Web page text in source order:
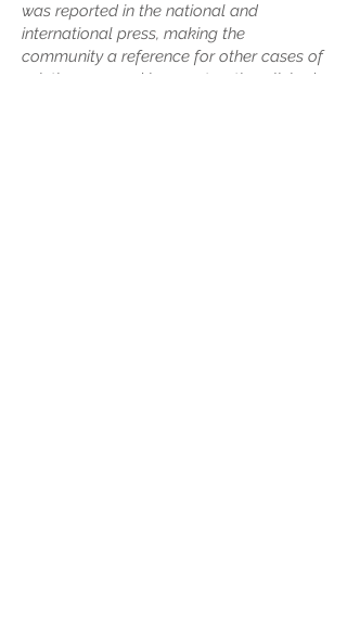
was reported in the national and
international press, making the
community a reference for other cases of
evictions caused by constructions linked